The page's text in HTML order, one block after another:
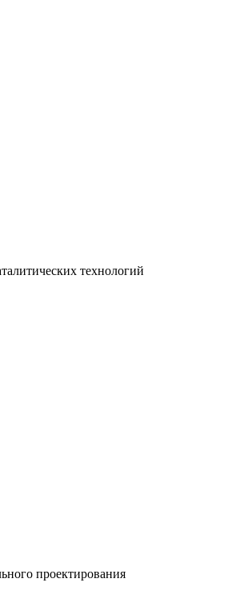
технологий
проектирования